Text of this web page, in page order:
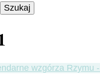
wzgórza Rzymu